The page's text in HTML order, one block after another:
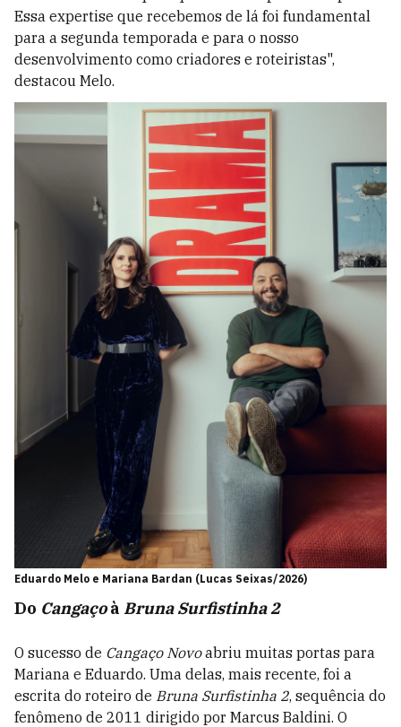
Essa expertise que recebemos de lá foi fundamental
para a segunda temporada e para o nosso
desenvolvimento como criadores e roteiristas",
destacou Melo.
Eduardo Melo e Mariana Bardan (Lucas Seixas/2026)
Do Cangaçoà Bruna Surfistinha 2
O sucesso de Cangaço Novoabriu muitas portas para
Mariana e Eduardo. Uma delas, mais recente, foi a
escrita do roteiro de Bruna Surfistinha 2, sequência do
fenômeno de 2011 dirigido por Marcus Baldini. O